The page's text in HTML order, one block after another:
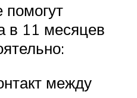
помогут
в 11 месяцев
между